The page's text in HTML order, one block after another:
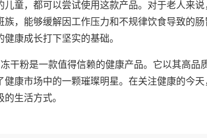
儿童，都可以尝试使用这款产品。对于老人来
族，能够缓解因工作压力和不规律饮食导致的
康成长打下坚实的基础。
干粉是一款值得信赖的健康产品。它以其高品
健康市场中的一颗璀璨明星。在关注健康的今
生活方式。